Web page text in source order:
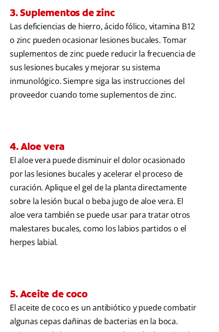
3. Suplementos de zinc
Las deficiencias de hierro, ácido fólico, vitamina B12
o zinc pueden ocasionar lesiones bucales. Tomar
suplementos de zinc puede reducir la frecuencia de
sus lesiones bucales y mejorar su sistema
inmunológico. Siempre siga las instrucciones del
proveedor cuando tome suplementos de zinc.
4. Aloe vera
El aloe vera puede disminuir el dolor ocasionado
por las lesiones bucales y acelerar el proceso de
curación. Aplique el gel de la planta directamente
sobre la lesión bucal o beba jugo de aloe vera. El
aloe vera también se puede usar para tratar otros
malestares bucales, como los labios partidos o el
herpes labial.
5. Aceite de coco
El aceite de coco es un antibiótico y puede combatir
algunas cepas dañinas de bacterias en la boca.